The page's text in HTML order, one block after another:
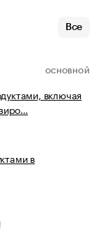
Все
ОСНОВНОЙ
включая
в